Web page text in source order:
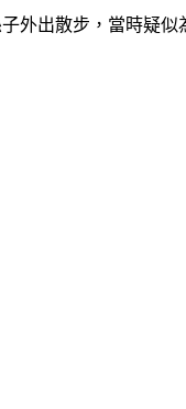
外出散步，當時疑